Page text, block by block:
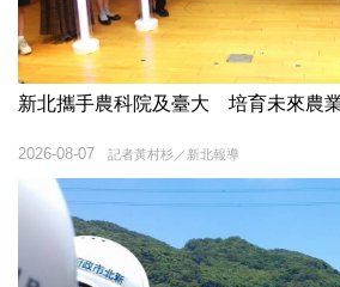
新北攜手農科院及臺大 培育未來農
記者黃村杉／新北報導
2026-08-07